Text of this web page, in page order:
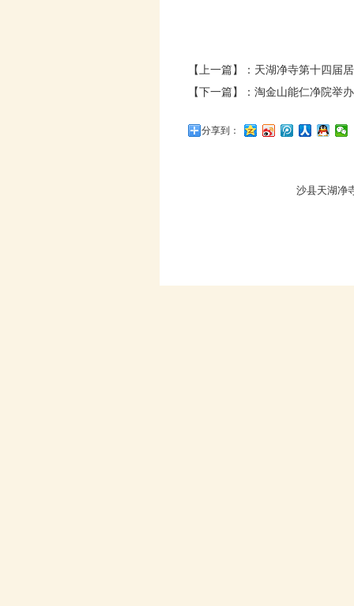
【上一篇】： 天湖净寺第十四届
【下一篇】： 淘金山能仁净院举
分享到：
沙县天湖净